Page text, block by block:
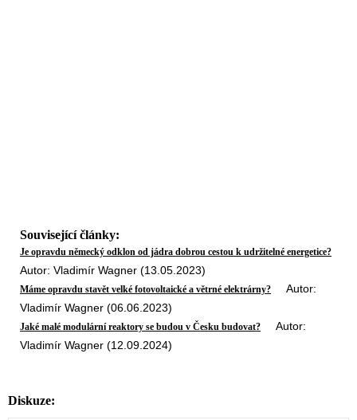
Související články:
Je opravdu německý odklon od jádra dobrou cestou k udržitelné energetice?
Autor: Vladimír Wagner (13.05.2023)
Máme opravdu stavět velké fotovoltaické a větrné elektrárny? Autor:
Vladimír Wagner (06.06.2023)
Jaké malé modulární reaktory se budou v Česku budovat? Autor:
Vladimír Wagner (12.09.2024)
Diskuze: